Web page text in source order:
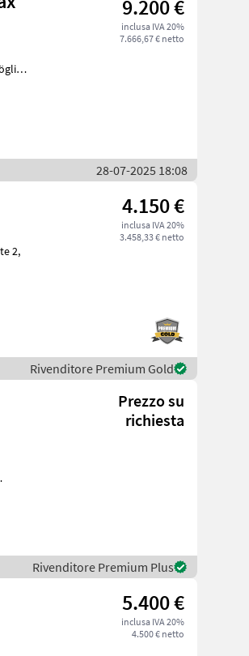
9.200 €
inclusa IVA 20%
7.666,67 € netto
28-07-2025 18:08
4.150 €
inclusa IVA 20%
3.458,33 € netto
Rivenditore Premium Gold
Prezzo su
richiesta
Rivenditore Premium Plus
5.400 €
inclusa IVA 20%
4.500 € netto